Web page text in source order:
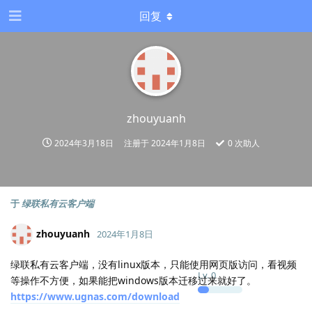
zhouyuanh
2024年3月18日 注册于2024年1月8日 0次助人
回复
于绿联私有云客户端
zhouyuanh
Lv.0
2024年1月8日
绿联私有云客户端，没有linux版本，只能使用网页版访问，看视频
等操作不方便，如果能把windows版本迁移过来就好了。
https://www.ugnas.com/download